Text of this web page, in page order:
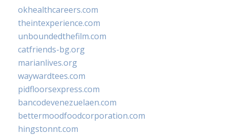
okhealthcareers.com
theintexperience.com
unboundedthefilm.com
catfriends-bg.org
marianlives.org
waywardtees.com
pidfloorsexpress.com
bancodevenezuelaen.com
bettermoodfoodcorporation.com
hingstonnt.com